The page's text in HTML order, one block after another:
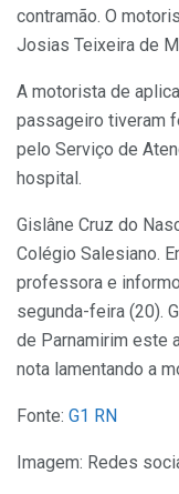
contramão. O
Josias Teixeira de
A motorista de
passageiro tiveram
pelo Serviço de
hospital.
Gislâne Cruz do
Colégio Salesiano.
professora e
segunda-feira (20).
de Parnamirim este
nota lamentando a
Fonte: G1 RN
Imagem: Redes